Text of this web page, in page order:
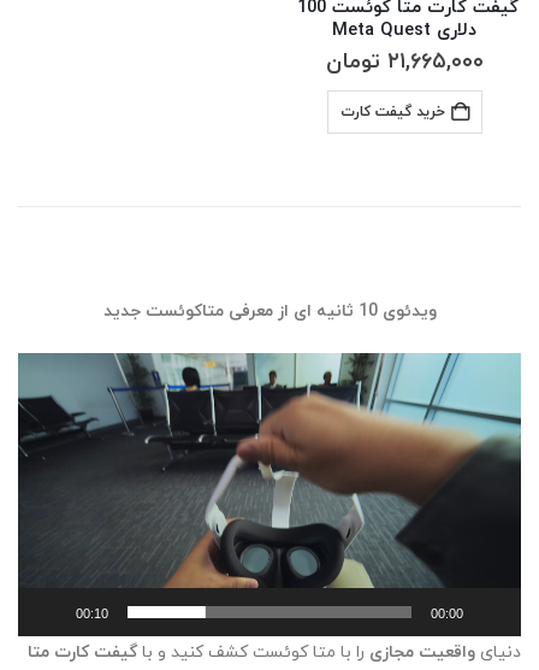
دلاری Meta Quest
۲۱,۶۶۵,۰۰۰ تومان
خرید گیفت کارت
ویدئوی 10 ثانیه ای از معرفی متاکوئست جدید
00:00
00:10
دنیای واقعیت مجازی را با متا کوئست کشف کنید و باگیفت کارت متا